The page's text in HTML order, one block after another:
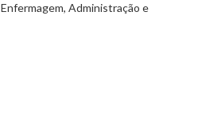
Administração e